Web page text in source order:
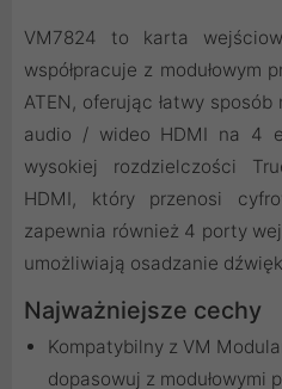
VM7824 to karta
współpracuje z modułowym
ATEN, oferując łatwy
audio / wideo HDMI na 4
wysokiej rozdzielczości
HDMI, który przenosi
zapewnia również 4 porty
umożliwiają osadzanie
Najważniejsze cechy
Kompatybilny z VM
dopasowuj z modułowymi